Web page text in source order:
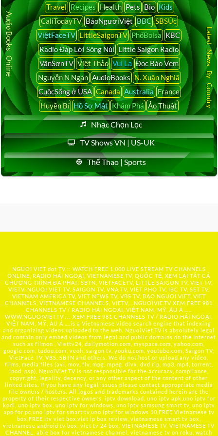
Travel Recipes Health Pets Bio Kids
CaliTodayTV BáoNgườiViệt BBC SBSÚc
ViệtFaceTV LittleSaigonTV PhốBolsa KBC
Radio Đáp Lời Sông Núi Little Saigon Radio
VânSơnTV Việt Thảo Vui Lạ Đọc Báo Vẹm
Nguyễn N Ngạn AudioBooks N. Xuân Nghiã
CuộcSống ở USA Canada Australia France
Huyền Bí Hồ Sơ Mật Khám Phá Ảo Thuật
Nhạc Chọn Lọc
TV Shows VN | US-UK
Thể Thao | Sports
Audio Books Online Latest News By Country
NGUOI VIET dot TV :: WATCH FREE 1,000 LIVE STREAM TV CHANNELS
ONLINE, RADIO HẢI NGOẠI, VIETNAMESE TV, QUỐC TẾ, XEM LẠI TẤT CẢ
CHƯƠNG TRÌNH ĐÃ PHÁT: SBTN, VIETFACETV, LITTLE SAIGON TV, VIET TV,
VIETV, NGUOI VIET TV, SAIGON TV, VNA TV, VIET PHO TV, IBC TV, SET TV,
VIETNAM AMERICA TV, VIET NEWS TV, VBS TV, BAO NGUOI VIET, VIET
CHANNELS, VIETNAMESE CHANNELS, VIETV,... NGUOIVIE.TV XEM FREE 981
CHANNELS TV / RADIO HẢI NGOẠI, VIỆT NAM, MỸ, ÂU Á …..
WWW.NGUOIVIET.TV ::: XEM FREE 981 CHANNELS TV / RADIO HẢI NGOẠI,
VIỆT NAM, MỸ, ÂU Á ….is a Vietnamese video search engine that indexing
and organizing videos uploaded to the web. NguoiViet.TV is absolutely legal
and contain only embed videos from legal and public domains on the Internet
such as filmon , Viettv24, dailymotion.com, myspace.com, yahoo.com,
google.com, tudou.com, veoh, saigon tv, youku.com, youtube.com, Saigon TV,
VietFace TV, VBS, SBTN and others. We do not host or upload any video,
films, media files (avi, mov, flv, mpg, mpeg, divx, dvd rip, mp3, mp4, torrent,
ipod, psp), NguoiViet.TV is not responsible for the accuracy, compliance,
copyright, legality, decency, or any other aspect of the content of other
linked sites. If you have any legal issues please contact appropriate media
file owners / hosters. All logos and trademarks contained herein are the
property of their respective owners. iptv download, uno iptv apk,uno iptv for
kodi, uno iptv box, uno iptv for windows, uno iptv samsung smart tv, uno iptv
app for pc,uno iptv for smart tv,uno iptv for windows 10,FREE Vietnamese tv
box,FREE itv viet box,viet ip box review, vietnamese smart tv box,
vietnamese android tv box, viet tv 24 box, VIETNAMESE TV, VIETNAMESE TV
CHANNEL, able box for vietnamese channel, vietnamese tv on roku, watch